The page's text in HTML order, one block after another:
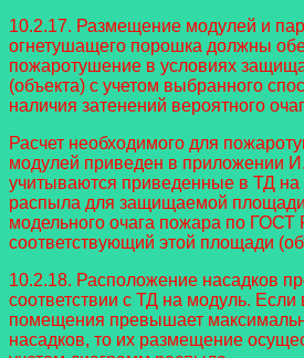
10.2.17. Размещение модулей и
огнетушащего порошка должны
пожаротушение в условиях
(объекта) с учетом выбранного
наличия затенений вероятного
Расчет необходимого для
модулей приведен в приложении
учитываются приведенные в ТД
распыла для защищаемой
модельного очага пожара по ГОСТ
соответствующий этой площади
10.2.18. Расположение насадков
соответствии с ТД на модуль.
помещения превышает
насадков, то их размещение